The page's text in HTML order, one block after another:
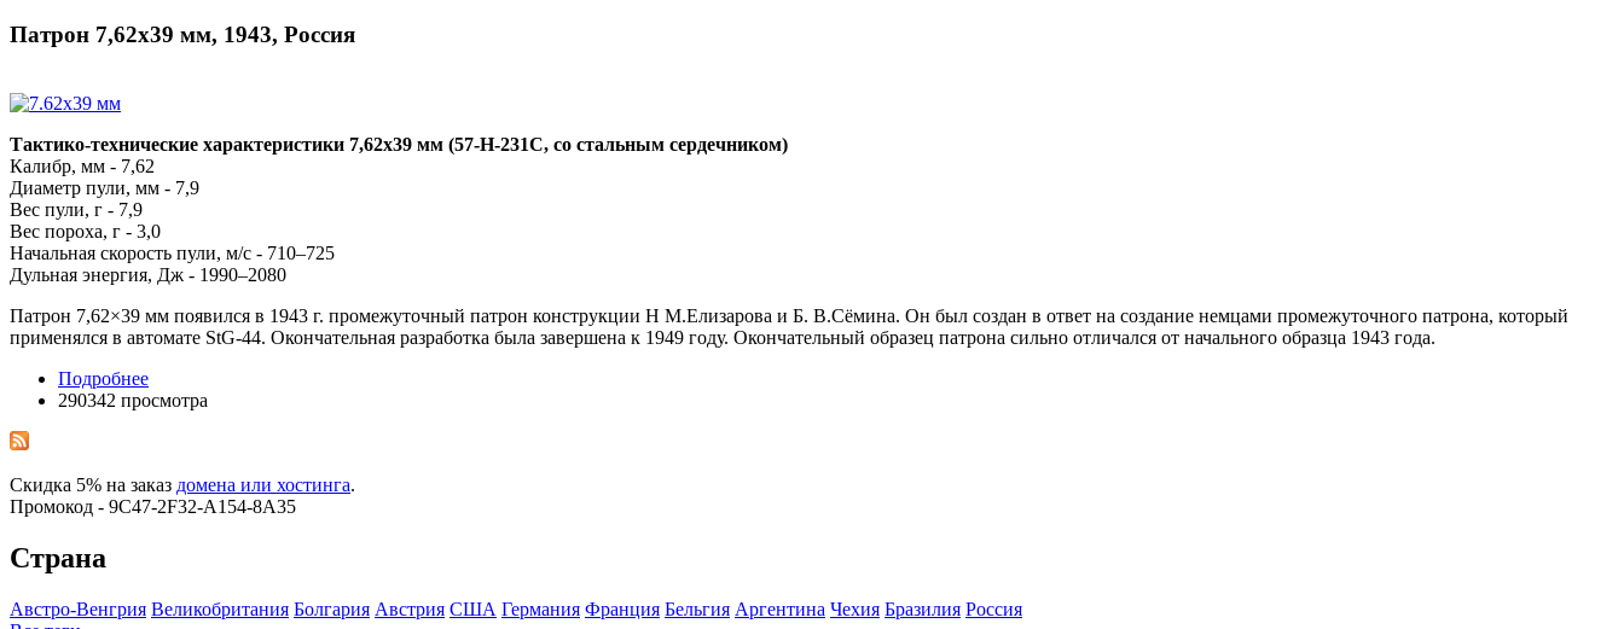
Патрон 7,62х39 мм, 1943, Россия
Тактико-технические характеристики 7,62х39 мм (57-H-231C, со стальным сердечником)
Калибр, мм - 7,62
Диаметр пули, мм - 7,9
Вес пули, г - 7,9
Вес пороха, г - 3,0
Начальная скорость пули, м/с - 710–725
Дульная энергия, Дж - 1990–2080
Патрон 7,62×39 мм появился в 1943 г. промежуточный патрон конструкции Н М.Елизарова и Б. В.Сёмина. Он был создан в ответ на создание немцами промежуточного патрона, который
применялся в автомате StG-44. Окончательная разработка была завершена к 1949 году. Окончательный образец патрона сильно отличался от начального образца 1943 года.
Подробнее
290342 просмотра
Скидка 5% на заказ домена или хостинга.
Промокод - 9C47-2F32-A154-8A35
Страна
Австро-Венгрия Великобритания Болгария Австрия США Германия Франция Бельгия Аргентина Чехия Бразилия Росcия